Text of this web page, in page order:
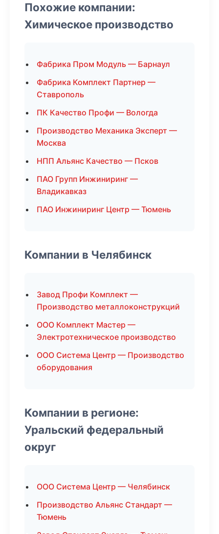
Похожие компании:
Химическое производство
Фабрика Пром Модуль — Барнаул
Фабрика Комплект Партнер —
Ставрополь
ПК Качество Профи — Вологда
Производство Механика Эксперт —
Москва
НПП Альянс Качество — Псков
ПАО Групп Инжиниринг —
Владикавказ
ПАО Инжиниринг Центр — Тюмень
Компании в Челябинск
Завод Профи Комплект —
Производство металлоконструкций
ООО Комплект Мастер —
Электротехническое производство
ООО Система Центр — Производство
оборудования
Компании в регионе:
Уральский федеральный
округ
ООО Система Центр — Челябинск
Производство Альянс Стандарт —
Тюмень